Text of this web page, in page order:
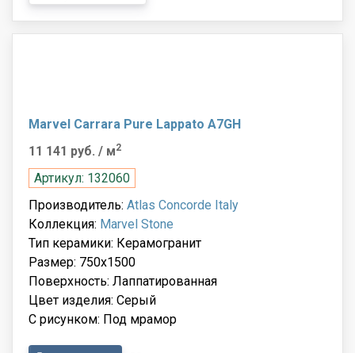
Marvel Carrara Pure Lappato A7GH
11 141 руб. / м2
Артикул: 132060
Производитель: Atlas Concorde Italy
Коллекция: Marvel Stone
Тип керамики: Керамогранит
Размер: 750x1500
Поверхность: Лаппатированная
Цвет изделия: Серый
С рисунком: Под мрамор